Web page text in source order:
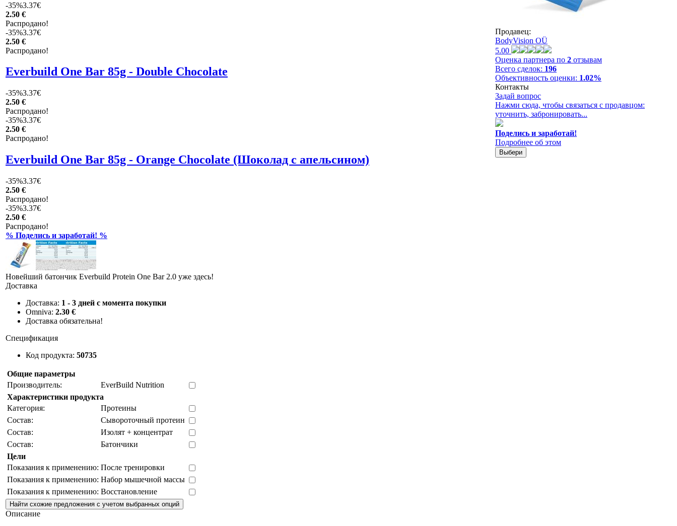
-35%3.37€
2.50 €
Распродано!
-35%3.37€
2.50 €
Распродано!
Everbuild One Bar 85g - Double Chocolate
-35%3.37€
2.50 €
Распродано!
-35%3.37€
2.50 €
Распродано!
Everbuild One Bar 85g - Orange Chocolate (Шоколад с апельсином)
-35%3.37€
2.50 €
Распродано!
-35%3.37€
2.50 €
Распродано!
% Поделись и заработай! %
Новейший батончик Everbuild Protein One Bar 2.0 уже здесь!
Доставка
Доставка: 1 - 3 дней с момента покупки
Omniva: 2.30 €
Доставка обязательна!
Спецификация
Код продукта: 50735
Общие параметры
Производитель:
EverBuild Nutrition
Характеристики продукта
Категория:
Протеины
Состав:
Cывороточный протеин
Состав:
Изолят + концентрат
Состав:
Батончики
Цели
Показания к применению: После тренировки
Показания к применению: Набор мышечной массы
Показания к применению: Восстановление
Описание
Продавец:
BodyVision OÜ
5.00
Оценка партнера по 2 отзывам
Всего сделок: 196
Объективность оценки: 1.02%
Контакты
Задай вопрос
Нажми сюда, чтобы связаться с продавцом:
уточнить, забронировать...
Поделись и заработай!
Подробнее об этом